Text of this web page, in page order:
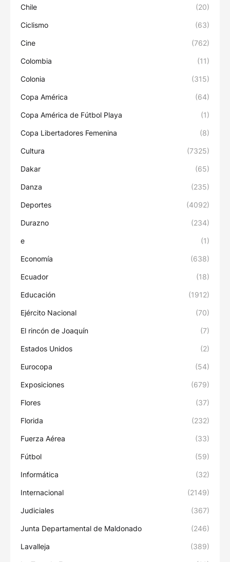
Chile (20)
Ciclismo (63)
Cine (762)
Colombia (11)
Colonia (315)
Copa América (64)
Copa América de Fútbol Playa (1)
Copa Libertadores Femenina (8)
Cultura (7325)
Dakar (65)
Danza (235)
Deportes (4092)
Durazno (234)
e (1)
Economía (638)
Ecuador (18)
Educación (1912)
Ejército Nacional (70)
El rincón de Joaquín (7)
Estados Unidos (2)
Eurocopa (54)
Exposiciones (679)
Flores (37)
Florida (232)
Fuerza Aérea (33)
Fútbol (59)
Informática (32)
Internacional (2149)
Judiciales (367)
Junta Departamental de Maldonado (246)
Lavalleja (389)